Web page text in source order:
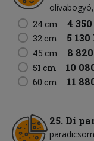
olívabogyó
24 cm
4
32 cm 5 130
45 cm 8
51 cm 10
60 cm 11
25. Di